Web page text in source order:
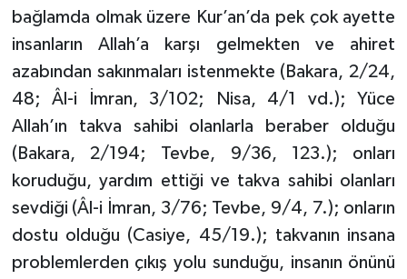
bağlamda olmak üzere Kur’an’da pek çok ayette
insanların Allah’a karşı gelmekten ve ahiret
azabından sakınmaları istenmekte (Bakara, 2/24,
48; Âl-i İmran, 3/102; Nisa, 4/1 vd.); Yüce
Allah’ın takva sahibi olanlarla beraber olduğu
(Bakara, 2/194; Tevbe, 9/36, 123.); onları
koruduğu, yardım ettiği ve takva sahibi olanları
sevdiği (Âl-i İmran, 3/76; Tevbe, 9/4, 7.); onların
dostu olduğu (Casiye, 45/19.); takvanın insana
problemlerden çıkış yolu sunduğu, insanın önünü
Elazığ Müftülüğü
Erzincan Müftülüğü
Erzurum Müftülüğü
Eskişehir Müftülüğü
Gaziantep Müftülüğü
Giresun Müftülüğü